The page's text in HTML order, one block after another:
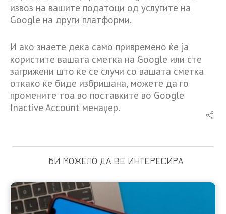
извоз на вашите податоци од услугите на
Google на други платформи.
И ако знаете дека само привремено ќе ја
користите вашата сметка на Google или сте
загрижени што ќе се случи со вашата сметка
откако ќе биде избришана, можете да го
промените тоа во поставките во Google
Inactive Account менаџер.
БИ МОЖЕЛО ДА ВЕ ИНТЕРЕСИРА